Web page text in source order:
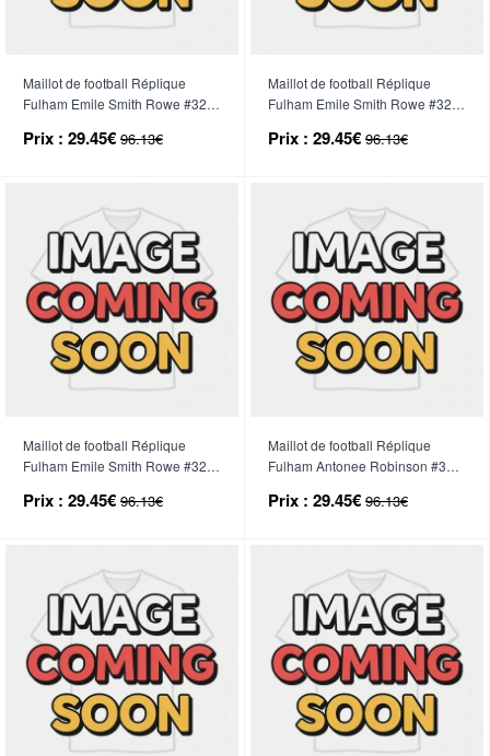
Maillot de football Réplique
Fulham Emile Smith Rowe #32
Manche Courte (+ Pantalon
Prix : 29.45€ 96.13€
Maillot de football Réplique
Fulham Emile Smith Rowe #32
Manche Courte (+ Pantalon
Prix : 29.45€ 96.13€
Maillot de football Réplique
Fulham Emile Smith Rowe #32
Manche Courte (+ Pantalon
Prix : 29.45€ 96.13€
Maillot de football Réplique
Fulham Antonee Robinson #33
Manche Courte (+ Pantalon
Prix : 29.45€ 96.13€